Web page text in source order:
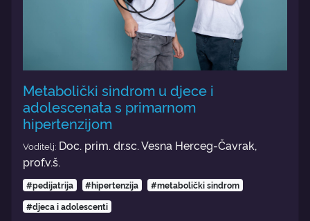
Metabolički sindrom u djece i
adolescenata s primarnom
hipertenzijom
Voditelj: Doc. prim. dr.sc. Vesna Herceg-Čavrak,
prof.v.š.
#pedijatrija #hipertenzija
#metabolički sindrom
#djeca i adolescenti